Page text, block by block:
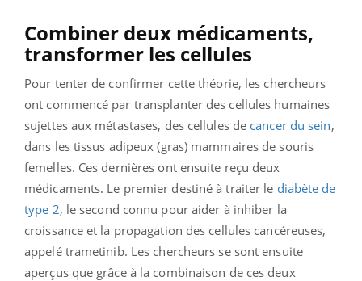
Combiner deux médicaments,
transformer les cellules
Pour tenter de confirmer cette théorie, les chercheurs
ont commencé par transplanter des cellules humaines
sujettes aux métastases, des cellules de cancer du sein,
dans les tissus adipeux (gras) mammaires de souris
femelles. Ces dernières ont ensuite reçu deux
médicaments. Le premier destiné à traiter le diabète de
type 2, le second connu pour aider à inhiber la
croissance et la propagation des cellules cancéreuses,
appelé trametinib. Les chercheurs se sont ensuite
aperçus que grâce à la combinaison de ces deux